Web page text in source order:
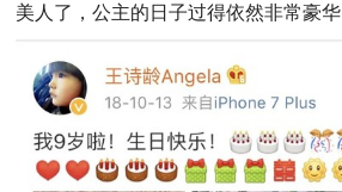
美人了，公主的日子过得依然非常豪华